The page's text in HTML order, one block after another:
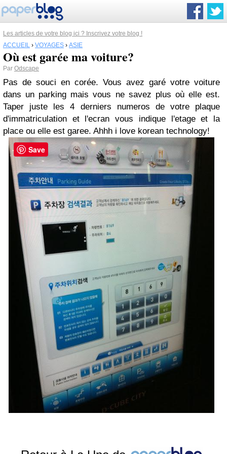
Les articles de votre blog ici ? Inscrivez votre blog !
ACCUEIL › VOYAGES › ASIE
Où est garée ma voiture?
Par Odscape
Pas de souci en corée. Vous avez garé votre voiture
dans un parking mais vous ne savez plus où elle est.
Taper juste les 4 derniers numeros de votre plaque
d'immatriculation et l'ecran vous indique l'etage et la
place ou elle est garee. Ahhh i love korean technology!
Save